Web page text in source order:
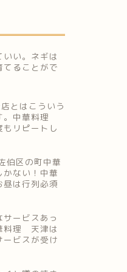
い。ネギは
てることがで
とはこういう
。中華料理
もリピートし
伯区の町中華
かない！中華
昼は行列必須
ービスあっ
料理 天津は
ビスが受け